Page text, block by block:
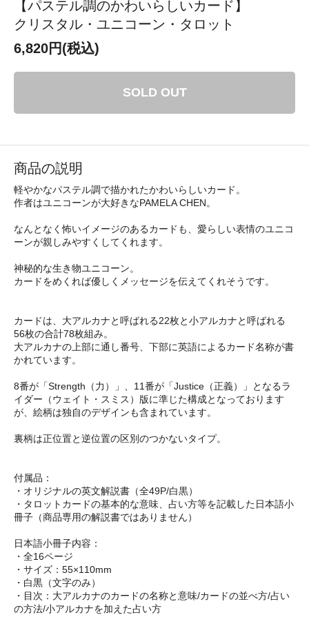
【パステル調のかわいらしいカード】
クリスタル・ユニコーン・タロット
6,820円(税込)
SOLD OUT
商品の説明
軽やかなパステル調で描かれたかわいらしいカード。
作者はユニコーンが大好きなPAMELA CHEN。
なんとなく怖いイメージのあるカードも、愛らしい表情のユニコ
ーンが親しみやすくしてくれます。
神秘的な生き物ユニコーン。
カードをめくれば優しくメッセージを伝えてくれそうです。
カードは、大アルカナと呼ばれる22枚と小アルカナと呼ばれる
56枚の合計78枚組み。
大アルカナの上部に通し番号、下部に英語によるカード名称が書
かれています。
8番が「Strength（力）」、11番が「Justice（正義）」となるラ
イダー（ウェイト・スミス）版に準じた構成となっております
が、絵柄は独自のデザインも含まれています。
裏柄は正位置と逆位置の区別のつかないタイプ。
付属品：
・オリジナルの英文解説書（全49P/白黒）
・タロットカードの基本的な意味、占い方等を記載した日本語小
冊子（商品専用の解説書ではありません）
日本語小冊子内容：
・全16ページ
・サイズ：55×110mm
・白黒（文字のみ）
・目次：大アルカナのカードの名称と意味/カードの並べ方/占い
の方法/小アルカナを加えた占い方